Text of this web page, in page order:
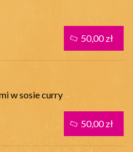
w sosie curry